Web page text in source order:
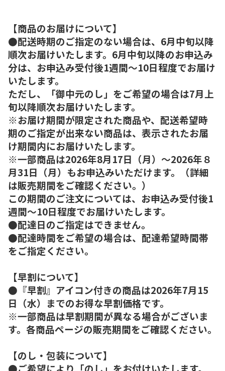
【商品のお届けについて】
●配送時期のご指定のない場合は、6月中旬以降
順次お届けいたします。6月中旬以降のお申込み
分は、お申込み受付後1週間～10日程度でお届け
いたします。
ただし、「御中元のし」をご希望の場合は7月上
旬以降順次お届けいたします。
※お届け期間が限定された商品や、配送希望時
期のご指定が出来ない商品は、表示されたお届
け期間内にお届けいたします。
※一部商品は2026年8月17日（月）～2026年８
月31日（月）もお申込みいただけます。（詳細
は販売期間をご確認ください。）
この期間のご注文については、お申込み受付後1
週間～10日程度でお届けいたします。
●配達日のご指定はできません。
●配達時間をご希望の場合は、配達希望時間帯
をご指定ください。
【早割について】
●『早割』アイコン付きの商品は2026年7月15
日（水）までのお得な早割価格です。
※一部商品は早割期間が異なる場合がございま
す。各商品ページの販売期間をご確認ください。
【のし・包装について】
●ご希望により「のし」をお付けいたします。